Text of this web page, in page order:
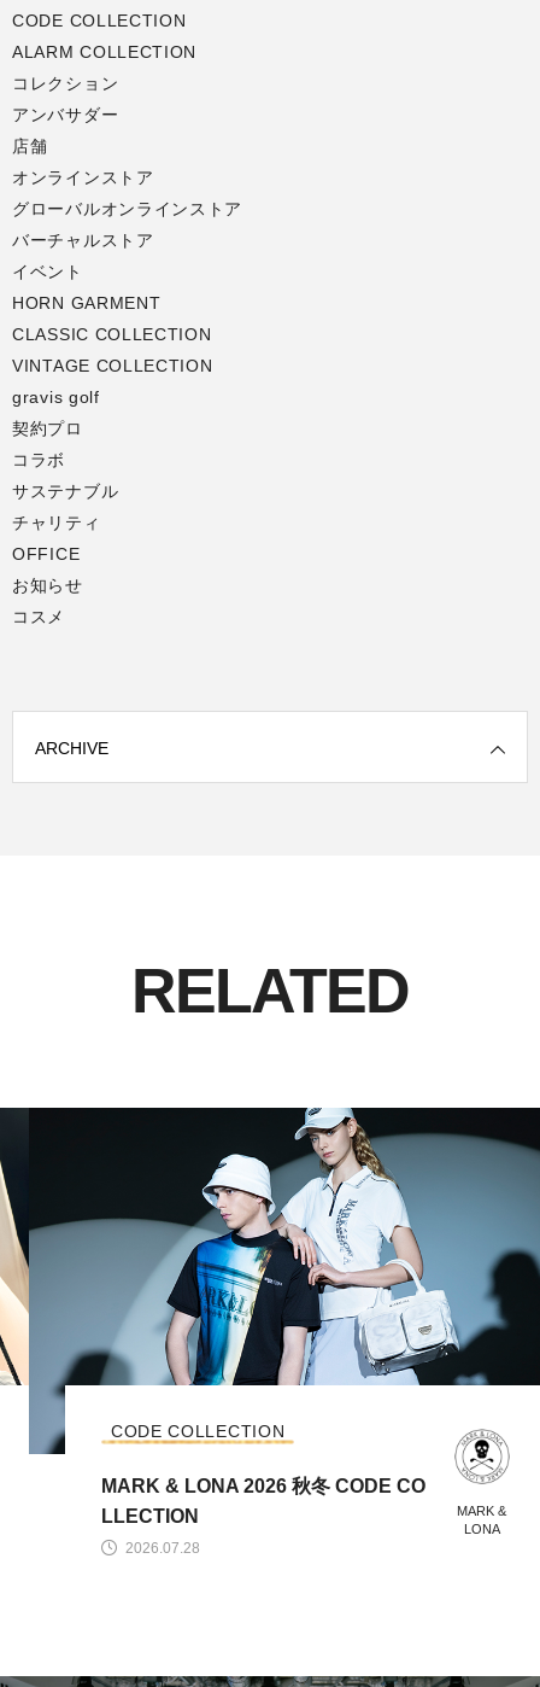
CODE COLLECTION
ALARM COLLECTION
コレクション
アンバサダー
店舗
オンラインストア
グローバルオンラインストア
バーチャルストア
イベント
HORN GARMENT
CLASSIC COLLECTION
VINTAGE COLLECTION
gravis golf
契約プロ
コラボ
サステナブル
チャリティ
OFFICE
お知らせ
コスメ
ARCHIVE
RELATED
MARK &
LONA
2026.07.28
CODE COLLECTION
MARK & LONA 2026 秋冬 CODE CO
LLECTION